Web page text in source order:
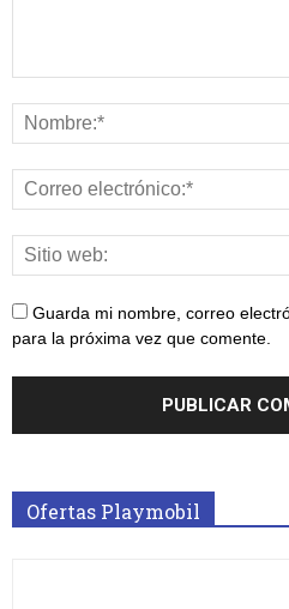
Guarda mi nombre, correo
para la próxima vez que comente.
Ofertas Playmobil